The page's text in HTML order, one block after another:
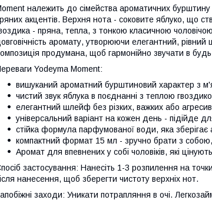
належить до сімейства ароматичних
акцентів. Верхня нота - соковите яблуко, що
- пряна, тепла, з тонкою класичною
аромату, утворюючи елегантний,
продумана, щоб гармонійно звучати в будь-
Yodeyma Moment:
вишуканий ароматний бурштиновий характер з
чистий звук яблука в поєднанні з теплою
елегантний шлейф без різких, важких або
універсальний варіант на кожен день - підійде
стійка формула парфумованої води, яка
компактний формат 15 мл - зручно брати з
Аромат для впевнених у собі чоловіків, які
застосування: Нанесіть 1-3 розпилення на
нанесення, щоб зберегти чистоту верхніх нот.
заходи: Уникати потрапляння в очі.